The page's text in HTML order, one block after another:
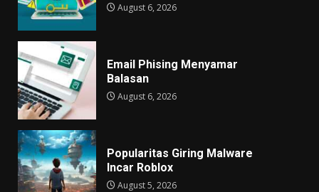
August 6, 2026
Email Phising Menyamar
Balasan
August 6, 2026
Popularitas Giring Malware
Incar Roblox
August 5, 2026